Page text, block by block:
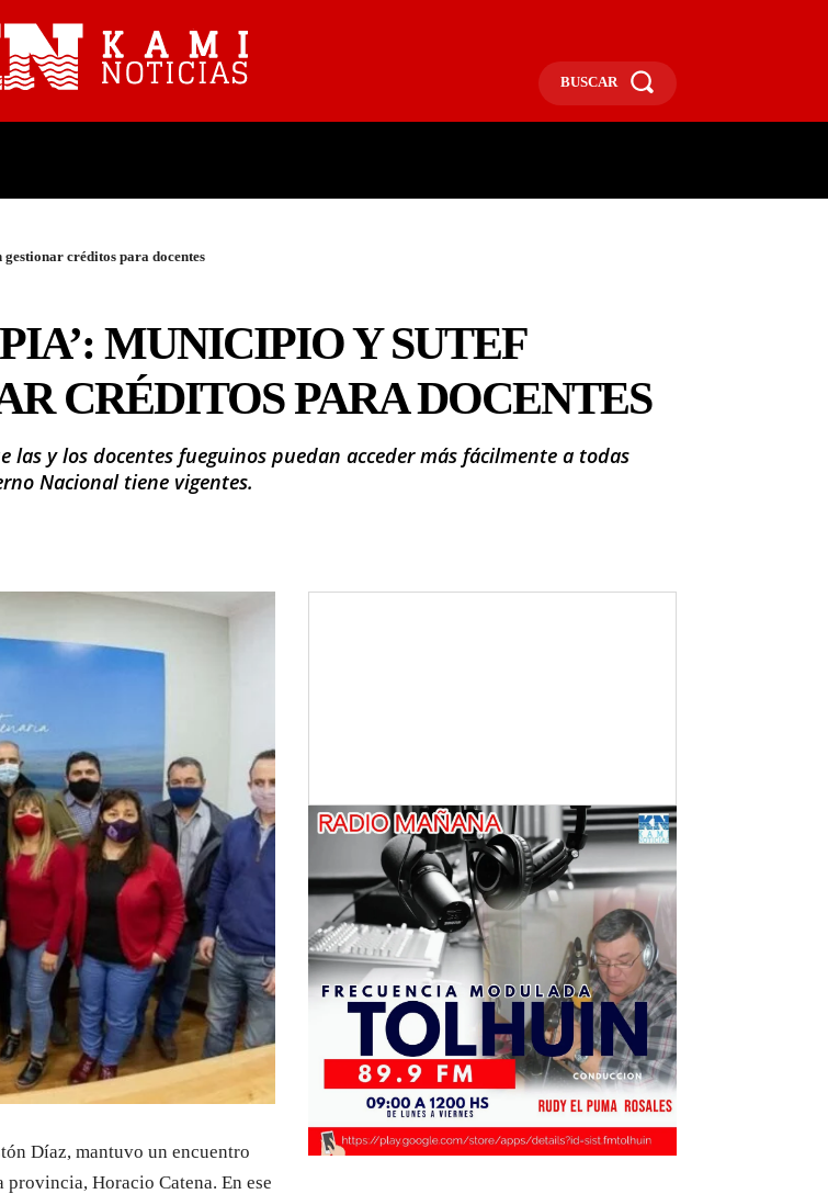
BUSCAR
créditos para docentes
MUNICIPIO Y SUTEF
CRÉDITOS PARA DOCENTES
y los docentes fueguinos puedan acceder más fácilmente a todas
Nacional tiene vigentes.
Díaz, mantuvo un encuentro
Horacio Catena. En ese